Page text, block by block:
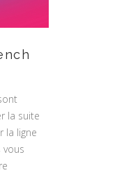
la suite
la ligne
vous